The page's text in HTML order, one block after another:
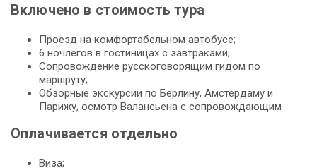
Включено в стоимость тура
Проезд на комфортабельном автобусе;
6 ночлегов в гостиницах с завтраками;
Сопровождение русскоговорящим гидом по
маршруту;
Обзорные экскурсии по Берлину, Амстердаму и
Парижу, осмотр Валансьена с сопровождающим
Оплачивается отдельно
Виза;